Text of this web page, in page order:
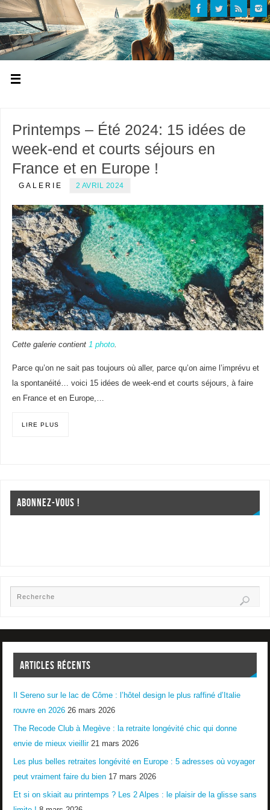
Printemps – Été 2024: 15 idées de
week-end et courts séjours en
France et en Europe !
GALERIE 2 AVRIL 2024
Cette galerie contient 1 photo.
Parce qu’on ne sait pas toujours où aller, parce qu’on aime l’imprévu et
la spontanéité… voici 15 idées de week-end et courts séjours, à faire
en France et en Europe,…
LIRE PLUS
ABONNEZ-VOUS !
ARTICLES RÉCENTS
Il Sereno sur le lac de Côme : l’hôtel design le plus raffiné d’Italie
rouvre en 2026 26 mars 2026
The Recode Club à Megève : la retraite longévité chic qui donne
envie de mieux vieillir 21 mars 2026
Les plus belles retraites longévité en Europe : 5 adresses où voyager
peut vraiment faire du bien 17 mars 2026
Et si on skiait au printemps ? Les 2 Alpes : le plaisir de la glisse sans